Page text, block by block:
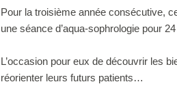
Pour la troisième année consécutive,
une séance d’aqua-sophrologie pour
L’occasion pour eux de découvrir les
réorienter leurs futurs patients…